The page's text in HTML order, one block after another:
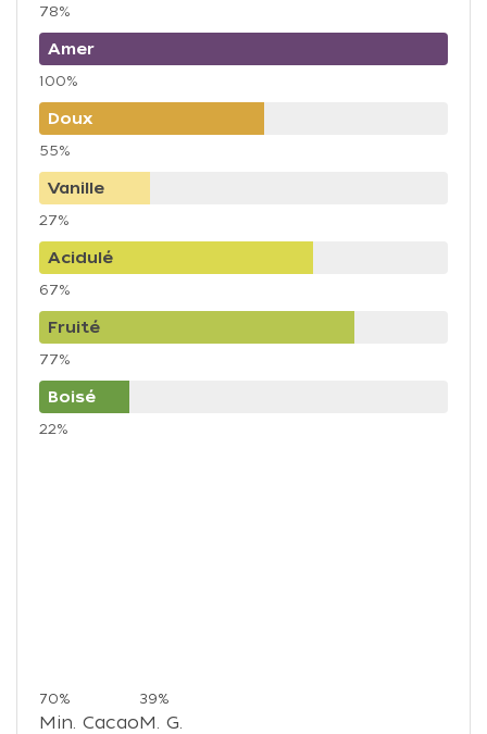
78%
Amer
100%
Doux
55%
Vanille
27%
Acidulé
67%
Fruité
77%
Boisé
22%
70%
Min. Cacao
39%
M. G.